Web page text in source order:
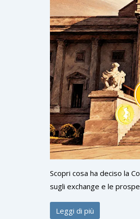
Scopri cosa ha deciso la
sugli exchange e le
Leggi di più